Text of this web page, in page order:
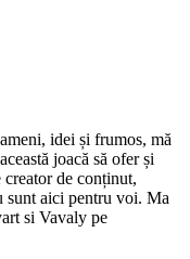
idei și frumos, mă
joacă să ofer și
de conținut,
sunt aici pentru voi. Ma
si Vavaly pe